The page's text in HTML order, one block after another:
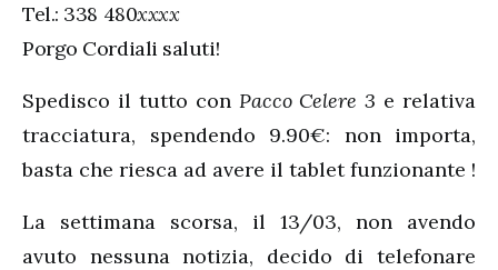
Tel.: 338 480xxxx
Porgo Cordiali saluti!
Spedisco il tutto con Pacco Celere 3 e relativa
tracciatura, spendendo 9.90€: non importa,
basta che riesca ad avere il tablet funzionante !
La settimana scorsa, il 13/03, non avendo
avuto nessuna notizia, decido di telefonare